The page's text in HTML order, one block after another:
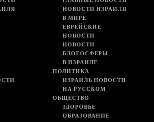
НОВОСТИ ИЗРАИЛЯ
В МИРЕ
ЕВРЕЙСКИЕ
НОВОСТИ
НОВОСТИ
БЛОГОСФЕРЫ
В ИЗРАИЛЕ
ПОЛИТИКА
ИЗРАИЛЬ НОВОСТИ
НА РУССКОМ
ОБЩЕСТВО
ЗДОРОВЬЕ
ОБРАЗОВАНИЕ